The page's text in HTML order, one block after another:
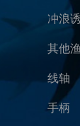
冲浪
其他
线轴
手柄